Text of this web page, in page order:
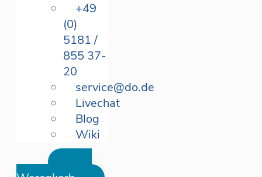
+49
(0)
5181 /
855 37-
20
service@do.de
Livechat
Blog
Wiki